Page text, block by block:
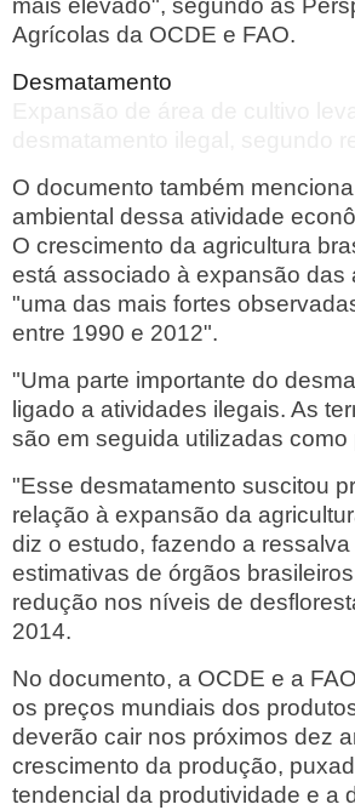
mais elevado", segundo as
Agrícolas da OCDE e FAO.
Desmatamento
O documento também
ambiental dessa atividade
O crescimento da agricultura
está associado à expansão das
"uma das mais fortes
entre 1990 e 2012".
"Uma parte importante do
ligado a atividades ilegais. As
são em seguida utilizadas como
"Esse desmatamento suscitou
relação à expansão da
diz o estudo, fazendo a
estimativas de órgãos
redução nos níveis de
2014.
No documento, a OCDE e a
os preços mundiais dos
deverão cair nos próximos dez
crescimento da produção,
tendencial da produtividade e a